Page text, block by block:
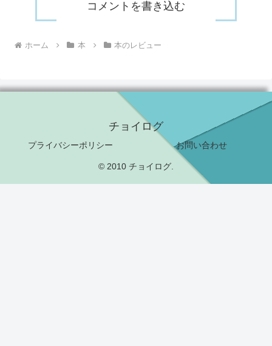
コメントを書き込む
ホーム 本 本のレビュー
チョイログ
プライバシーポリシー お問い合わせ
© 2010 チョイログ.